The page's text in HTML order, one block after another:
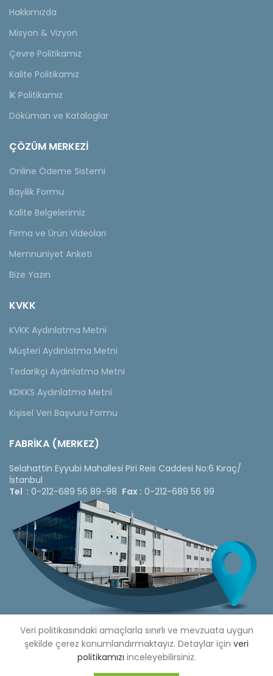
Hakkımızda
Misyon & Vizyon
Çevre Politikamız
Kalite Politikamız
İK Politikamız
Döküman ve Kataloglar
ÇÖZÜM MERKEZİ
Online Ödeme Sistemi
Bayilik Formu
Kalite Belgelerimiz
Firma ve Ürün Videoları
Memnuniyet Anketi
Bize Yazın
KVKK
KVKK Aydınlatma Metni
Müşteri Aydınlatma Metni
Tedarikçi Aydınlatma Metni
KDKKS Aydınlatma Metni
Kişisel Veri Başvuru Formu
FABRİKA (MERKEZ)
Selahattin Eyyubi Mahallesi Piri Reis Caddesi No:6 Kıraç/
İstanbul
Tel : 0-212-689 56 89-98 Fax : 0-212-689 56 99
Copyright © 2020 Çetinkaya Pano |Çetinkaya Pano Fiyat
Listesi
Veri politikasındaki amaçlarla sınırlı ve mevzuata uygun
şekilde çerez konumlandırmaktayız. Detaylar için veri
politikamızı inceleyebilirsiniz.